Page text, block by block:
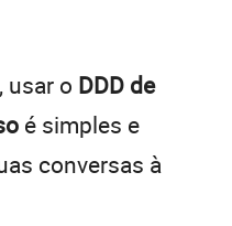
usar o DDD de
é simples e
conversas à